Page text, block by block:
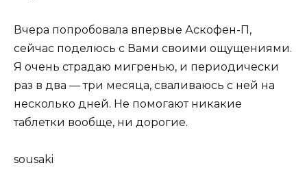
Вчера попробовала впервые Аскофен-П,
сейчас поделюсь с Вами своими ощущениями.
Я очень страдаю мигренью, и периодически
раз в два — три месяца, сваливаюсь с ней на
несколько дней. Не помогают никакие
таблетки вообще, ни дорогие.
sousaki